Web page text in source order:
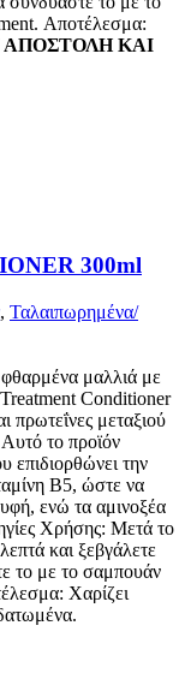
Αποτέλεσμα:
ΚΑΙ
300ml
, Ταλαιπωρημένα/
μαλλιά με
Conditioner
πρωτεΐνες μεταξιού
το προϊόν
επιδιορθώνει την
Β5, ώστε να
ενώ τα αμινοξέα
Χρήσης: Μετά το
και ξεβγάλετε
το με το σαμπουάν
Χαρίζει